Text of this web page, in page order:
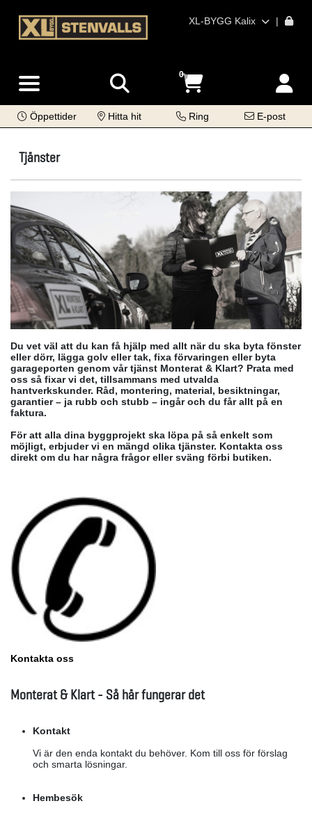
XL-BYGG Kalix |
0
Öppettider Hitta hit Ring E-post
Tjänster
Du vet väl att du kan få hjälp med allt när du ska byta fönster
eller dörr, lägga golv eller tak, fixa förvaringen eller byta
garageporten genom vår tjänst Monterat & Klart? Prata med
oss så fixar vi det, tillsammans med utvalda
hantverkskunder. Råd, montering, material, besiktningar,
garantier – ja rubb och stubb – ingår och du får allt på en
faktura.
För att alla dina byggprojekt ska löpa på så enkelt som
möjligt, erbjuder vi en mängd olika tjänster. Kontakta oss
direkt om du har några frågor eller sväng förbi butiken.
Kontakta oss
Monterat & Klart - Så här fungerar det
Kontakt
Vi är den enda kontakt du behöver. Kom till oss för förslag
och smarta lösningar.
Hembesök